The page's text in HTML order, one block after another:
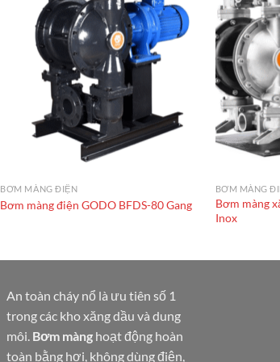
BƠM MÀNG ĐIỆN
Bơm màng điện GODO BFDS-80 Gang
BƠM MÀNG
Bơm màng
Inox
An toàn cháy nổ là ưu tiên số 1
trong các kho xăng dầu và dung
môi. Bơm màng hoạt động hoàn
toàn bằng hơi, không dùng điện,